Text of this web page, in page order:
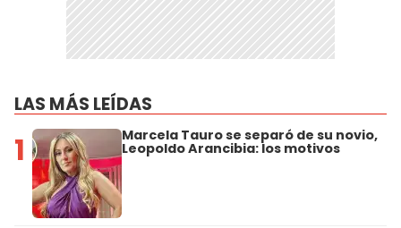
LAS MÁS LEÍDAS
1 Marcela Tauro se separó de su novio,
Leopoldo Arancibia: los motivos